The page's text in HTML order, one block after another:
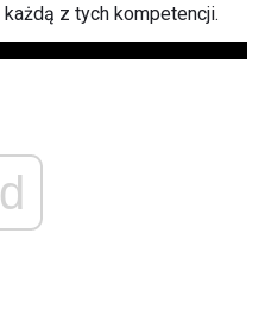
z tych kompetencji.